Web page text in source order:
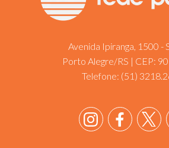
Avenida Ipiranga, 1500 -
Porto Alegre/RS | CEP:
Telefone: (51)